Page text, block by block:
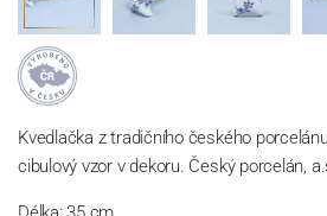
Kvedlačka z tradičního českého
cibulový vzor v dekoru. Český porcelán,